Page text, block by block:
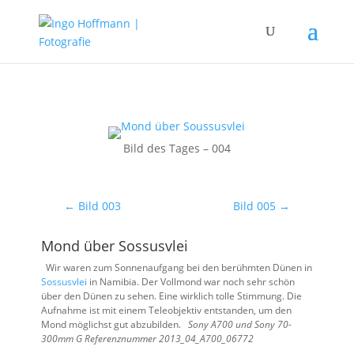
Bild des Tages – 004
← Bild 003 Bild 005 →
Mond über Sossusvlei
Wir waren zum Sonnenaufgang bei den berühmten Dünen in
Sossusvlei in Namibia. Der Vollmond war noch sehr schön
über den Dünen zu sehen. Eine wirklich tolle Stimmung. Die
Aufnahme ist mit einem Teleobjektiv entstanden, um den
Mond möglichst gut abzubilden. Sony A700 und Sony 70-
300mm GReferenznummer 2013_04_A700_06772